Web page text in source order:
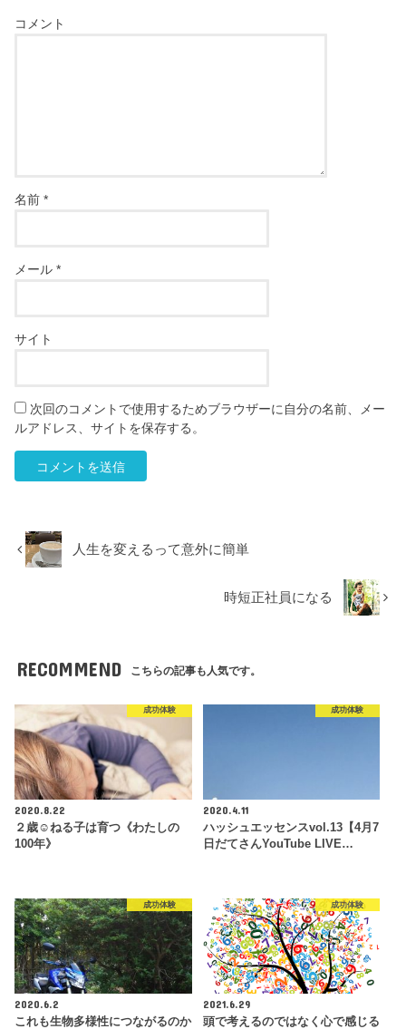
コメント
名前*
メール*
サイト
次回のコメントで使用するためブラウザーに自分の名前、メー
ルアドレス、サイトを保存する。
人生を変えるって意外に簡単
時短正社員になる
RECOMMEND こちらの記事も人気です。
成功体験
2020.8.22
２歳☺︎ねる子は育つ《わたしの
100年》
成功体験
2020.4.11
ハッシュエッセンスvol.13【4月7
日だてさんYouTube LIVE…
成功体験
2020.6.2
これも生物多様性につながるのか
成功体験
2021.6.29
頭で考えるのではなく心で感じる